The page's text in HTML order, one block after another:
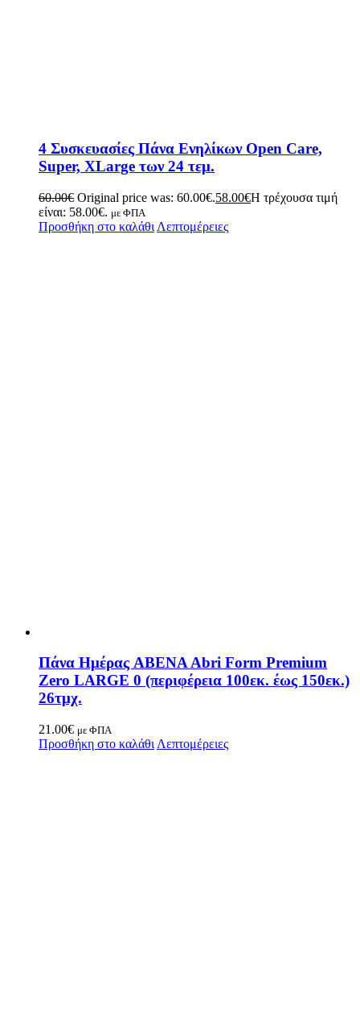
4 Συσκευασίες Πάνα Ενηλίκων Open Care,
Super, XLarge των 24 τεμ.
60.00€ Original price was: 60.00€.58.00€Η τρέχουσα τιμή
είναι: 58.00€. με ΦΠΑ
Προσθήκη στο καλάθι Λεπτομέρειες
Πάνα Ημέρας ABENA Abri Form Premium
Zero LARGE 0 (περιφέρεια 100εκ. έως 150εκ.)
26τμχ.
21.00€ με ΦΠΑ
Προσθήκη στο καλάθι Λεπτομέρειες